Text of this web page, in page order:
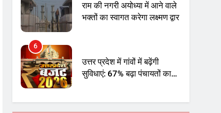
राम की नगरी अयोध्या में आने वाले
भक्तों का स्वागत करेगा लक्ष्मण द्वार
6
उत्तर प्रदेश में गांवों में बढ़ेंगी
सुविधाएं: 67% बढ़ा पंचायतों का
7